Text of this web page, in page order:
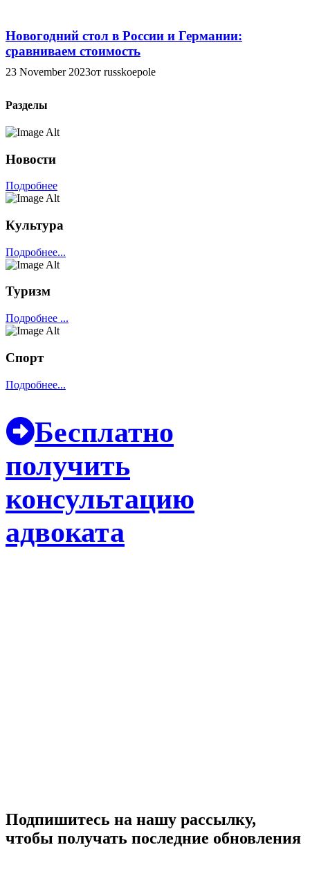
Новогодний стол в России и Германии:
сравниваем стоимость
23 November 2023от russkoepole
Разделы
Новости
Подробнее
Культура
Подробнее...
Туризм
Подробнее ...
Спорт
Подробнее...
Бесплатно
получить
консультацию
адвоката
Подпишитесь на нашу рассылку,
чтобы получать последние обновления